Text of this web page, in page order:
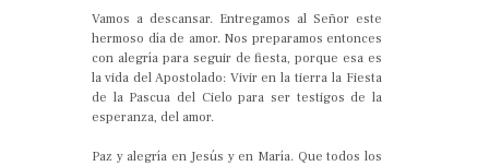
Vamos a descansar. Entregamos al Señor este
hermoso día de amor. Nos preparamos entonces
con alegría para seguir de fiesta, porque esa es
la vida del Apostolado: Vivir en la tierra la Fiesta
de la Pascua del Cielo para ser testigos de la
esperanza, del amor.
Paz y alegría en Jesús y en María. Que todos los